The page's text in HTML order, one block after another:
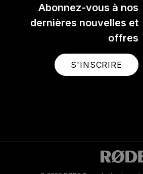
Abonnez-vous à nos
dernières nouvelles et
offres
S'INSCRIRE